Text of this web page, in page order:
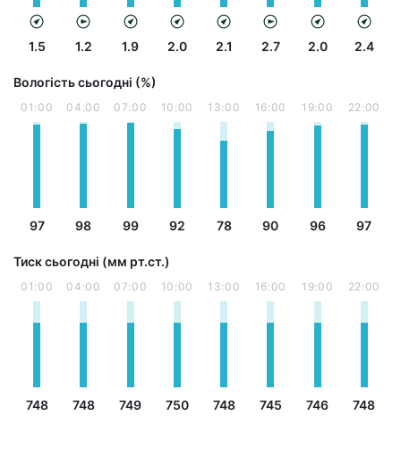
1.5 1.2 1.9 2.0 2.1 2.7 2.0 2.4
Вологість сьогодні (%)
01:00
97
04:00
98
07:00
99
10:00
92
13:00
78
16:00
90
19:00
96
22:00
97
Тиск сьогодні (мм рт.ст.)
01:00
748
04:00
748
07:00
749
10:00
750
13:00
748
16:00
745
19:00
746
22:00
748